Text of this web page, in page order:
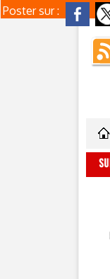
Poster sur :